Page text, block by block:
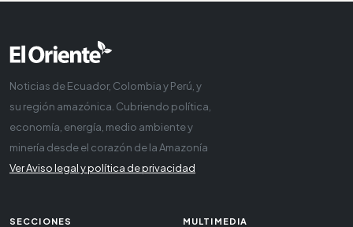
Noticias de Ecuador, Colombia y Perú, y
su región amazónica. Cubriendo política,
economía, energía, medio ambiente y
minería desde el corazón de la Amazonía
Ver Aviso legal y política de privacidad
SECCIONES MULTIMEDIA